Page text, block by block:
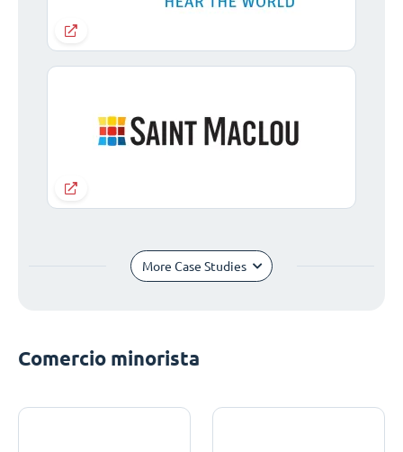
More Case Studies
Comercio minorista